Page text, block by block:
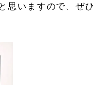
いますので、ぜ